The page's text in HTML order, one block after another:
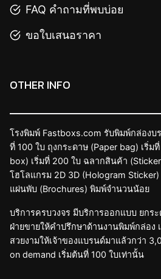
FAQ คำถามที่พบบ่อย
ขอใบเสนอราคา
OTHER INFO
โรงพิมพ์ Fastboxs.com รับพิมพ์กล่องบ
ที่ 100 ใบ ถุงกระดาษ (Paper bag) เริ่ม
box) เริ่มที่ 200 ใบ ฉลากสินค้า
โฮโลแกรม 2D 3D (Hologram Sticker)
แผ่นพับ (Brochures) พิมพ์จำนวนน้อย
บริการครบวงจร มีบริการออกแบบ ยก
ฝ่ายขายให้คำปรึกษาด้านงานพิมพ์กล่อง
สวยงามให้เจ้าของแบรนด์มาแล้วกว่า
on demand เริ่มต้นที่ 100 ใบเท่านั้น